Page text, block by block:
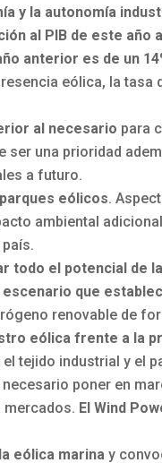
y la autonomía
al PIB de este año
anterior es de un
eólica, la
al necesario para
ser una prioridad
a futuro.
eólicos.
ambiental
todo el potencial de
que
renovable de
eólica frente a la
tejido industrial y el
poner en
El Wind
eólica marina y